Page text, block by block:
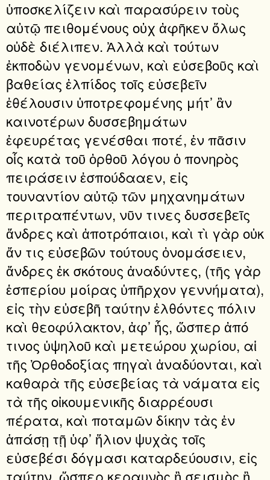
ὑποσκελίζειν καὶ παρασύρειν τοὺς
αὐτῷ πειθομένους οὐχ ἀφῆκεν ὅλως
οὐδὲ διέλιπεν. Ἀλλὰ καὶ τούτων
ἐκποδὼν γενομένων, καὶ εὐσεβοῦς καὶ
βαθείας ἐλ­πίδος τοῖς εὐσεβεῖν
ἐθέλουσιν ὑποτρεφομένης μήτ’ ἂν
καινοτέρων δυσσεβημάτων
ἐφευρέτας γενέσθαι ποτέ, ἐν πᾶσιν
οἷς κατὰ τοῦ ὀρθοῦ λόγου ὁ πονηρὸς
πειράσειν ἐσπούδααεν, εἰς
τουναντίον αὐτῷ τῶν μηχανημάτων
περιτραπέντων, νῦν τινες δυσσεβεῖς
ἄνδρες καὶ ἀποτρόπαιοι, καὶ τὶ γὰρ οὐκ
ἄν τις εὐσεβῶν τούτους ὀνομάσειεν,
ἄνδρες ἐκ σκότους ἀναδύντες, (τῆς γὰρ
ἑσπερίου μοίρας ὑπῆρχον γεννήματα),
εἰς τὴν εὐσεβῆ ταύτην ἐλθόντες πόλιν
καὶ θεοφύλακτον, ἀφ’ ἧς, ὥσπερ ἀπό
τινος ὑψηλοῦ καὶ μετεώρου χωρίου, αἱ
τῆς Ὀρθοδοξίας πηγαὶ ἀναδύονται, καὶ
καθαρὰ τῆς εὐσεβείας τὰ νάματα εἰς
τὰ τῆς οἰκουμενικῆς διαρρέουσι
πέρατα, καὶ ποταμῶν δίκην τὰς ἐν
ἁπάσῃ τῇ ὑφ’ ἥλιον ψυχὰς τοῖς
εὐσεβέσι δόγμασι καταρδεύουσιν, εἰς
ταύτην, ὥσπερ κεραυνὸς ἢ σει­σμὸς ἢ